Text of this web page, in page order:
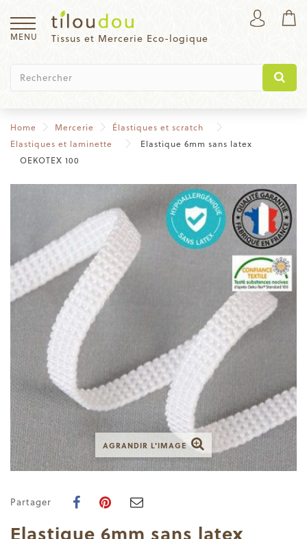
Tissus et Mercerie Eco-logique
MENU
Home Mercerie
Élastiques et scratch
Elastiques et laminette
Elastique 6mm sans latex
OEKOTEX 100
AGRANDIR L'IMAGE
Partager
Elastique 6mm sans latex